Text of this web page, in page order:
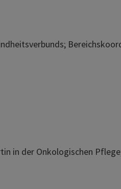
in der Onkologischen